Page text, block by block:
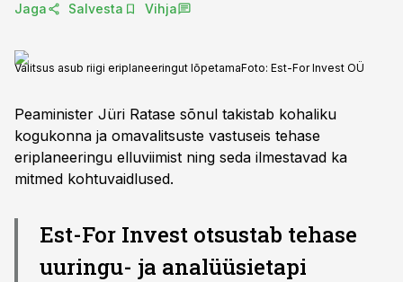
Jaga Salvesta Vihja
Valitsus asub riigi eriplaneeringut lõpetamaFoto: Est-For Invest OÜ
Peaminister Jüri Ratase sõnul takistab kohaliku
kogukonna ja omavalitsuste vastuseis tehase
eriplaneeringu elluviimist ning seda ilmestavad ka
mitmed kohtuvaidlused.
Est-For Invest otsustab tehase
uuringu- ja analüüsietapi